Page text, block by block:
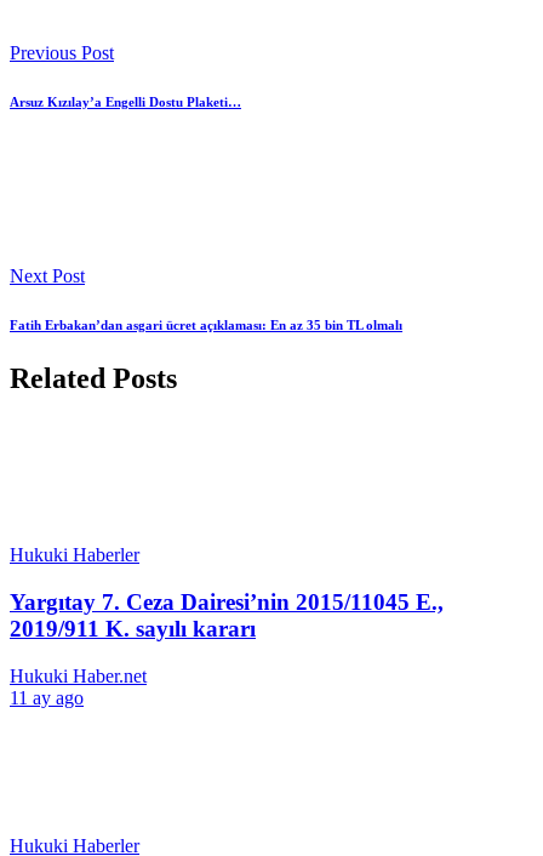
Previous Post
Arsuz Kızılay’a Engelli Dostu Plaketi…
Next Post
Fatih Erbakan’dan asgari ücret açıklaması: En az 35 bin TL olmalı
Related Posts
Hukuki Haberler
Yargıtay 7. Ceza Dairesi’nin 2015/11045 E.,
2019/911 K. sayılı kararı
Hukuki Haber.net
11 ay ago
Hukuki Haberler